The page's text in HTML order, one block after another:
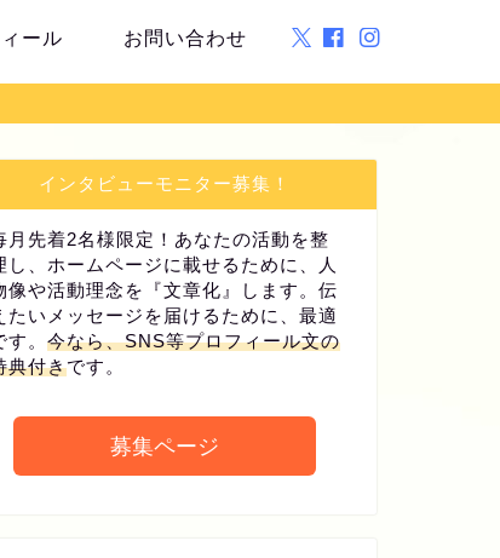
ール お問い合わせ
インタビューモニター募集！
月先着2名様限定！あなたの活動を整
し、ホームページに載せるために、人
像や活動理念を『文章化』します。伝
たいメッセージを届けるために、最適
す。 今なら、SNS等プロフィール文の
典付きです。
募集ページ